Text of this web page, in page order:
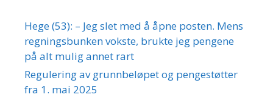
Hege (53): – Jeg slet med å åpne posten. Mens
regningsbunken vokste, brukte jeg pengene
på alt mulig annet rart
Regulering av grunnbeløpet og pengestøtter
fra 1. mai 2025